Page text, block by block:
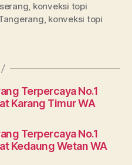
, konveksi topi
, konveksi topi
Terpercaya No.1
Karang Timur WA
Terpercaya No.1
Kedaung Wetan WA